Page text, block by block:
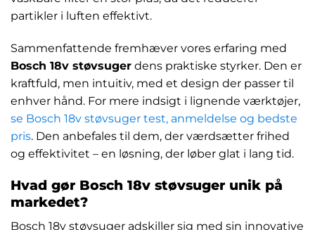
partikler i luften effektivt.
Sammenfattende fremhæver vores erfaring med
Bosch 18v støvsuger dens praktiske styrker. Den er
kraftfuld, men intuitiv, med et design der passer til
enhver hånd. For mere indsigt i lignende værktøjer,
se Bosch 18v støvsuger test, anmeldelse og bedste
pris. Den anbefales til dem, der værdsætter frihed
og effektivitet – en løsning, der løber glat i lang tid.
Hvad gør Bosch 18v støvsuger unik på
markedet?
Bosch 18v støvsuger adskiller sig med sin innovative